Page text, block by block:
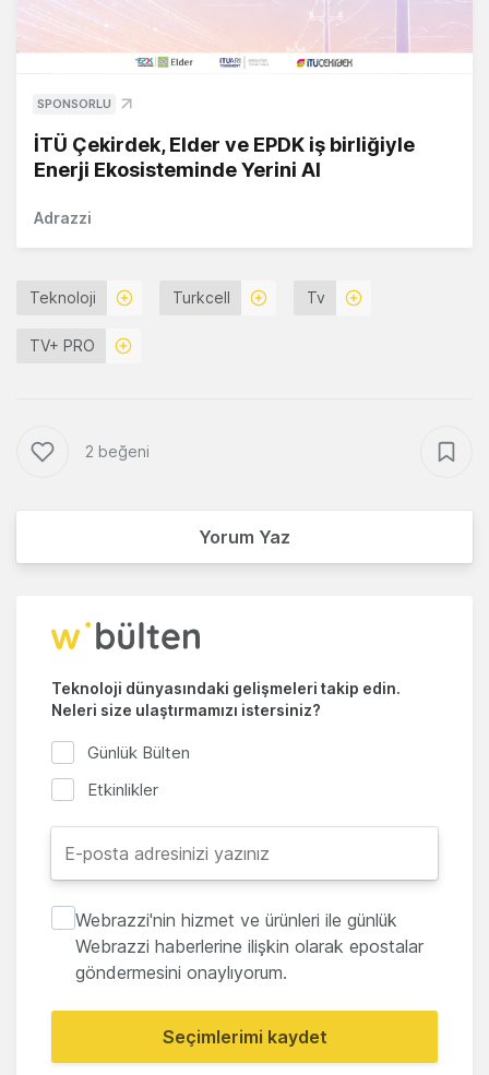
SPONSORLU
İTÜ Çekirdek, Elder ve EPDK iş birliğiyle
Enerji Ekosisteminde Yerini Al
Adrazzi
Teknoloji Turkcell Tv
TV+ PRO
2 beğeni
Yorum Yaz
Teknoloji dünyasındaki gelişmeleri takip edin.
Neleri size ulaştırmamızı istersiniz?
Günlük Bülten
Etkinlikler
Webrazzi'nin hizmet ve ürünleri ile günlük
Webrazzi haberlerine ilişkin olarak epostalar
göndermesini onaylıyorum.
Seçimlerimi kaydet